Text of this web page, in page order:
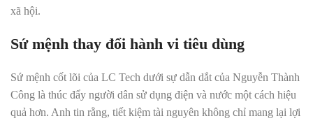
xã hội.
Sứ mệnh thay đổi hành vi tiêu dùng
Sứ mệnh cốt lõi của LC Tech dưới sự dẫn dắt của Nguyễn Thành
Công là thúc đẩy người dân sử dụng điện và nước một cách hiệu
quả hơn. Anh tin rằng, tiết kiệm tài nguyên không chỉ mang lại lợi